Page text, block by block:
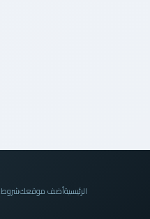
الرئيسيةأضف موقعكشروط